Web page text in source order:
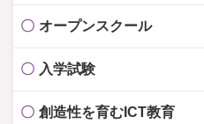
オープンスクール
入学試験
創造性を育むICT教育